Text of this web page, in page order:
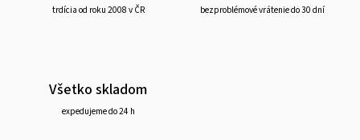
trdícia od roku 2008 v ČR bezproblémové vrátenie do 30 dní
Všetko skladom
expedujeme do 24 h